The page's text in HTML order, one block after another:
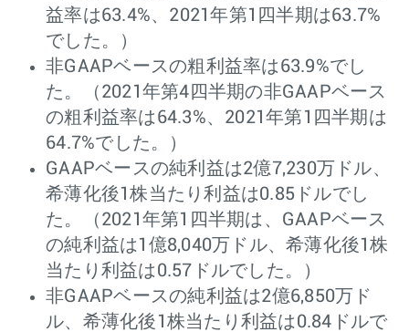
益率は63.4%、2021年第1四半期は63.7%
でした。）
非GAAPベースの粗利益率は63.9%でし
た。（2021年第4四半期の非GAAPベース
の粗利益率は64.3%、2021年第1四半期は
64.7%でした。）
GAAPベースの純利益は2億7,230万ドル、
希薄化後1株当たり利益は0.85ドルでし
た。（2021年第1四半期は、GAAPベース
の純利益は1億8,040万ドル、希薄化後1株
当たり利益は0.57ドルでした。）
非GAAPベースの純利益は2億6,850万ド
ル、希薄化後1株当たり利益は0.84ドルで